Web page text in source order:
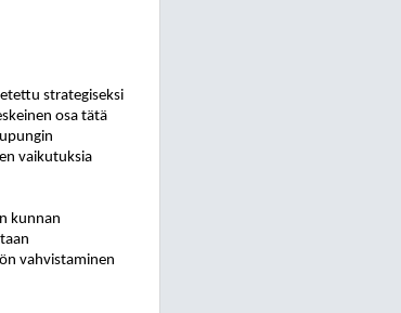
strategiseksi
osa tätä
vaikutuksia
kunnan
vahvistaminen